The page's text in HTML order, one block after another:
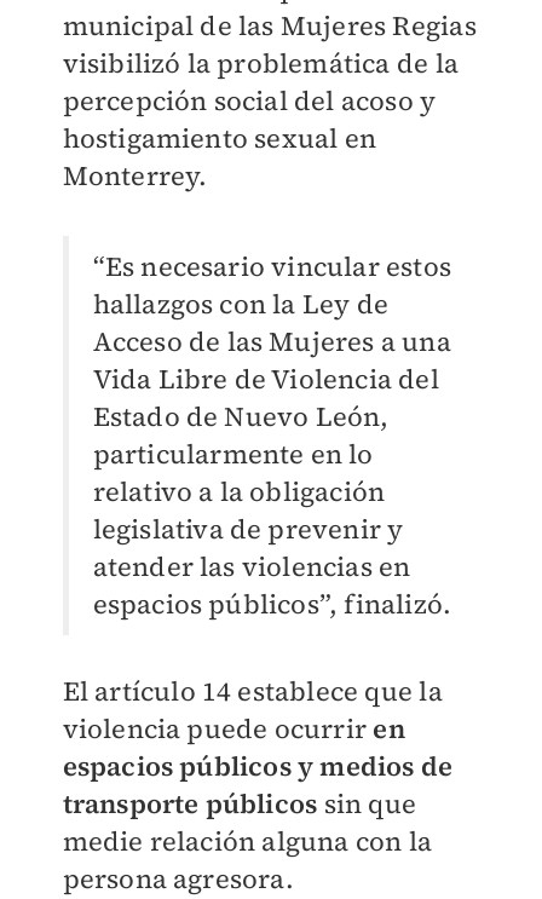
municipal de las Mujeres Regias
visibilizó la problemática de la
percepción social del acoso y
hostigamiento sexual en
Monterrey.
“Es necesario vincular estos
hallazgos con la Ley de
Acceso de las Mujeres a una
Vida Libre de Violencia del
Estado de Nuevo León,
particularmente en lo
relativo a la obligación
legislativa de prevenir y
atender las violencias en
espacios públicos”, finalizó.
El artículo 14 establece que la
violencia puede ocurrir en
espacios públicos y medios de
transporte públicos sin que
medie relación alguna con la
persona agresora.